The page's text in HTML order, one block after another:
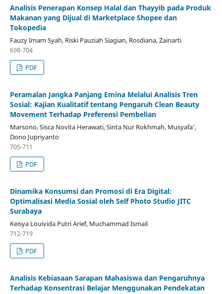
Analisis Penerapan Konsep Halal dan Thayyib pada Produk
Makanan yang Dijual di Marketplace Shopee dan
Tokopedia
Fauzy Imam Syah, Riski Pauziah Siagian, Rosdiana, Zainarti
698-704
PDF
Peramalan Jangka Panjang Emina Melalui Analisis Tren
Sosial: Kajian Kualitatif tentang Pengaruh Clean Beauty
Movement Terhadap Preferensi Pembelian
Marsono, Sisca Novita Herawati, Sinta Nur Rokhmah, Musyafa',
Dono Jupriyanto
705-711
PDF
Dinamika Konsumsi dan Promosi di Era Digital:
Optimalisasi Media Sosial oleh Self Photo Studio JITC
Surabaya
Keisya Louivida Putri Arief, Muchammad Ismail
712-719
PDF
Analisis Kebiasaan Sarapan Mahasiswa dan Pengaruhnya
Terhadap Konsentrasi Belajar Menggunakan Pendekatan